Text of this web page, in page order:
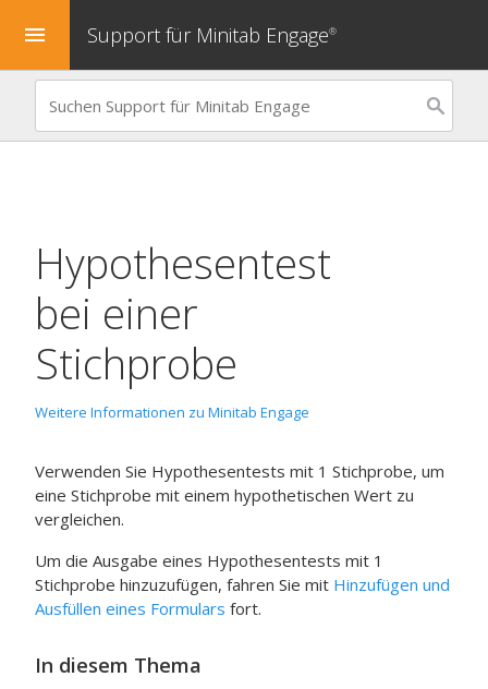
menu Support für Minitab Engage®
Hypothesentest
bei einer
Stichprobe
Weitere Informationen zu Minitab Engage
Verwenden Sie Hypothesentests mit 1 Stichprobe, um
eine Stichprobe mit einem hypothetischen Wert zu
vergleichen.
Um die Ausgabe eines Hypothesentests mit 1
Stichprobe hinzuzufügen, fahren Sie mit Hinzufügen und
Ausfüllen eines Formulars fort.
In diesem Thema